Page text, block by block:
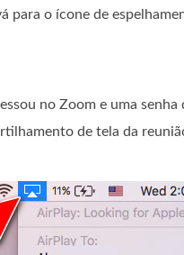
para o ícone de
no Zoom e uma
de tela da